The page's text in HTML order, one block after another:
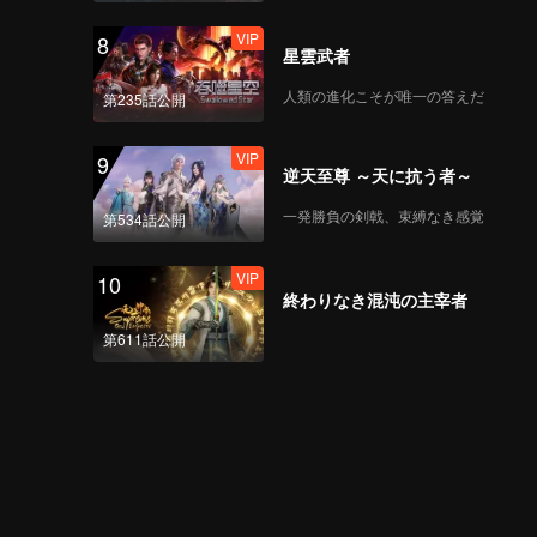
8
第235話公開
VIP
星雲武者
人類の進化こそが唯一の答えだ
9
第534話公開
VIP
逆天至尊 ～天に抗う者～
一発勝負の剣戟、束縛なき感覚
10
第611話公開
VIP
終わりなき混沌の主宰者